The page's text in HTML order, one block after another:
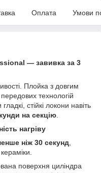
Оплата Умови
— завивка за 3
Плойка з довгим
технологій
стійкі локони навіть
на секцію
нагріву
ніж 30 секунд
поверхня циліндра